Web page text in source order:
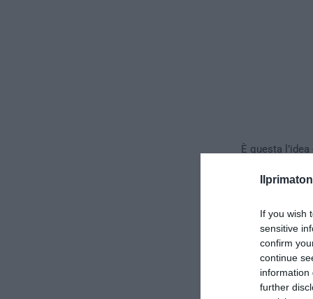
If you wish
sensitive
confirm
continue
information
further
È questa